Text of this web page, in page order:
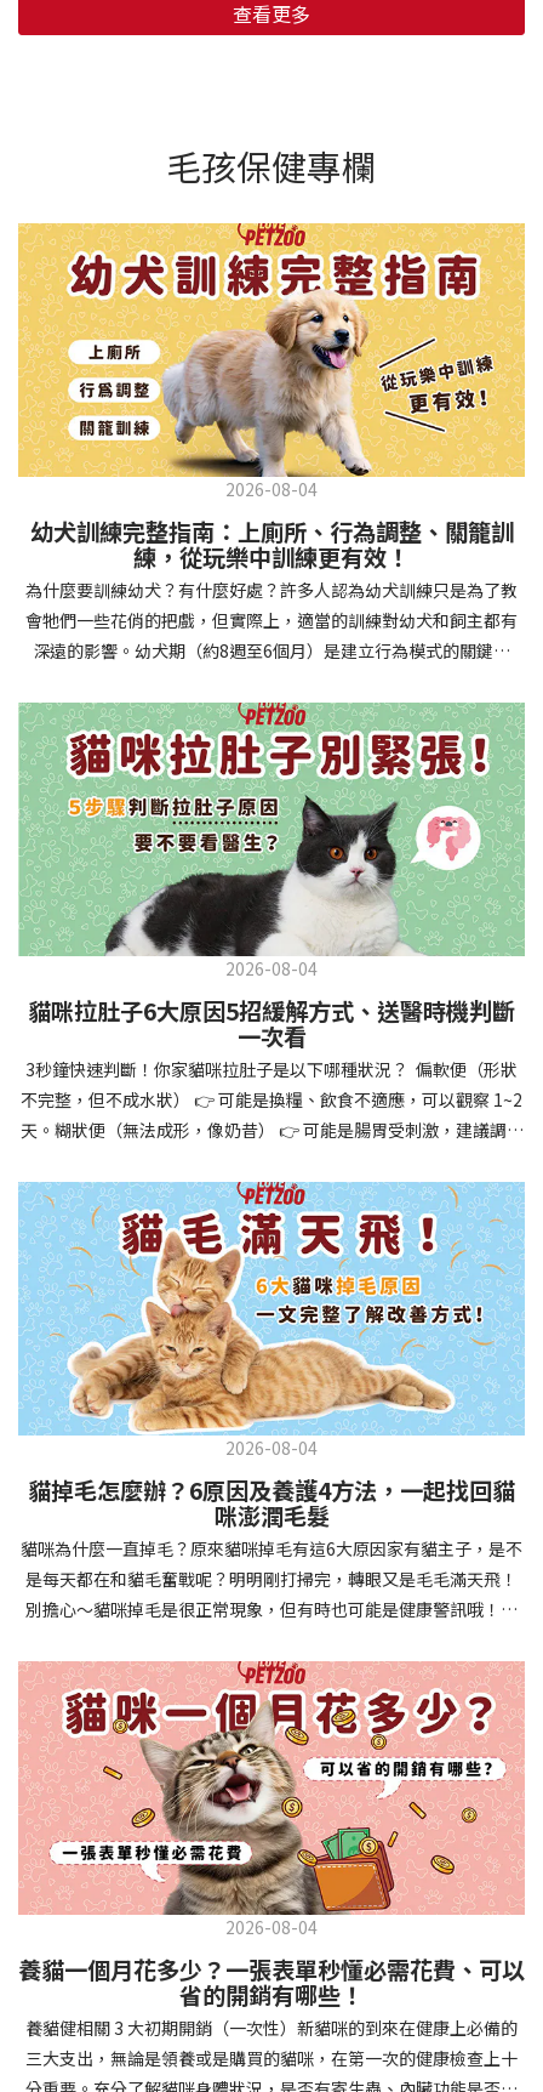
查看更多
毛孩保健專欄
2026-08-04
幼犬訓練完整指南：上廁所、行為調整、關籠訓
練，從玩樂中訓練更有效！
為什麼要訓練幼犬？有什麼好處？許多人認為幼犬訓練只是為了教
會牠們一些花俏的把戲，但實際上，適當的訓練對幼犬和飼主都有
深遠的影響。幼犬期（約8週至6個月）是建立行為模式的關鍵時
的行為問題，並建立人犬間的健康關係。 建立安全健康的生活環境
透過基礎訓練，幼犬能學會家居規則，避免危險行為和破壞家具。
像是「不」和「放下」等指令可以阻止幼犬咬電線或誤食有害物
質，有效降低居家意外風險。規律的如廁訓練則能養成良好衛生習
慣，讓家中環境保持乾淨舒適。增強溝通與信任關係訓練過程就像
建立一種共同語言，幫助你和幼犬更好地理解彼此。當幼犬學會回
應你的指令，不只增加了互動機會，也建立了主人作為領導者的地
位。正向獎勵式訓練更能培養幼犬對你的信任感，強化情感連結，
創造更和諧的相處模式。培養社交技能與適應能力及早接觸各種環
境和刺激，能幫助幼犬成長為自信穩定的成犬。適當的社會化訓練
讓牠們學會如何與其他狗狗、動物和人類和平相處，減少恐懼或攻
擊行為。這種適應能力使幼犬未來能從容面對獸醫檢查、美容
salon、寄宿或旅行等各種情境，大大提升生活品質。 訓練幼犬不只
是教會指令，更是塑造性格和習慣的過程！ 透過耐心且一致的訓
練，你不僅能擁有一隻聽話的好狗狗，更能建立起相互尊重的終身
相處中獲得回報狗狗訓練指南，六步驟培養幼犬開始幼犬訓練時，
系統性的方法能帶來最佳效果。從信任建立到習慣養成，每個階段
都至關重要，缺一不可。良好的訓練應循序漸進，把握幼犬成長敏
感期，以積極正向的方式引導。遵循這六個步驟，即使是第一次養
狗的新手，也能輕鬆將調皮的小狗訓練成聽話的好夥伴！建立信任
基礎 幼犬訓練的第一步不是教指令，而是建立信任。剛到新家的幼
犬可能感到緊張不安，給予適當空間適應環境很重要。用溫柔的聲
音交談，提供安全舒適的窩，維持規律的餵食和如廁時間，讓幼犬
感到安心。輕輕撫摸、溫柔擁抱，每天安排固定玩耍時間，這些都
任你後，可開始教導基本指令。從簡單的「坐下」開始，再逐步學
習「趴下」、「等待」和「過來」。每次訓練保持在5-10分鐘內，
避免幼犬注意力分散。使用清晰一致的口令和手勢，成功時立即給
予獎勵和讚美。記住，重複是學習的關鍵，每天多次短時間練習效
果最佳。調整日常行為除了基本指令，幼犬還需學習生活禮儀。如
時立即獎勵。另外要處理的常見問題包括咬人、啃咬家具和亂叫。
每當出現不當行為，給予適當替代品（如咬玩具代替咬手），並在
幼犬選擇正確行為時獎勵，這比責罵更有效。社交化訓練 兩個月大
的幼犬正處於社會化黃金期，這階段的經驗將深刻影響未來性格。
安排幼犬接觸不同人類（包括兒童、戴眼鏡的人、使用拐杖的人
等）、各種動物、交通工具和環境聲音。起初保持在安全、受控的
情境中，逐漸增加複雜度。每次正面社交體驗後給予獎勵，建立幼
犬對新事物的積極態度。進階技巧強化 基礎訓練穩固後，可以進入
更複雜的技巧訓練。這包括遠距離控制、不同干擾下的指令遵從、
多步驟動作等。使用延遲獎勵技巧，讓幼犬學會即使沒有立即獎勵
也能保持良好行為。引入不同環境中的訓練，如公園、寵物店等，
幫助幼犬在各種情境下都能聽從指令。維持良好習慣 成功的訓練不
是一次性的，而是需要持續維護。即使幼犬已經掌握所有技能，也
要定期複習，防止行為退化。將訓練融入日常生活，如出門前的
2026-08-04
貓咪拉肚子6大原因5招緩解方式、送醫時機判斷
一次看
3秒鐘快速判斷！你家貓咪拉肚子是以下哪種狀況？ 偏軟便（形狀
不完整，但不成水狀） 👉 可能是換糧、飲食不適應，可以觀察 1~2
天。糊狀便（無法成形，像奶昔） 👉 可能是腸胃受刺激，建議調整
若超過 24 小時沒改善，建議就醫。血便（帶血絲或黑色糞便） 👉
可能是嚴重腸胃問題，應立即帶去獸醫院！想知道貓咪拉肚子的真
正原因，只要透過 5 個簡單步驟，就能判斷問題嚴重性，決定是否
需要就醫！接下來我們一起來看看該怎麼做吧！🐾 貓咪拉肚子怎麼
辦？5步驟判斷貓咪拉肚子是否需要馬上看醫生貓咪拉肚子的因素與
許多原因有關，更換食物、誤食異物或不乾淨的東西、寄生蟲、其
他疾病。 5 步驟判斷貓咪拉肚子原因，要不要看醫生？當貓咪拉肚
子時，不用慌張！透過以下 5 個步驟，就能快速判斷原因，並決定
是否需要帶去獸醫院。📌 貓咪拉肚子判斷步驟1：觀察糞便的狀態：
糞便質地是關鍵！不同形態代表不同的腸胃狀況📌 貓咪拉肚子判斷
步驟2：回想最近的飲食變化：有沒有突然換飼料或罐頭？ 有沒有吃
到新零食或人類食物？ 是否誤食異物？📌 貓咪拉肚子判斷步驟3：
確認環境與生活作息：最近是否搬家、換貓砂、新成員加入？ 天氣
是否有變化？ 飼主是否長時間外出？📌 貓咪拉肚子判斷步驟4：觀
察貓咪的精神與食慾：貓咪精神好嗎？、食慾是否正常？，可先觀
下降，表示身體狀況不佳，應儘快就醫！📌 貓咪拉肚子判斷步驟5：
檢查是否需要帶去看獸醫 如果拉肚子 1~2 次但精神好、食慾正常，
可以先觀察，如果腹瀉超過 48 小時或水狀腹瀉 + 嗜睡、食慾下降、
嘔吐 應立即就醫。 透過這 5 個步驟，你可以快速判斷貓咪拉肚子的
原因與嚴重程度，確保毛孩的腸胃健康！如果不確定情況，還是建
議讓獸醫檢查，才能安心哦！🐾💖4種高風險群貓咪拉肚子要小心高
風險貓咪包含：幼貓、老貓、懷孕貓、有慢性疾病貓，這些貓咪在
身體狀況出現警訊時要特別注意，如拉肚子次數超過2次以上，就建
議直接尋求獸醫協助。2要訣判斷貓咪拉肚子要不要看醫生 高風險貓
的貓咪，如拉肚子超過2-3天，建議直接尋求獸醫師協助。並記得提
供觀察紀錄給予獸醫師進行專業判斷。貓咪拉肚子但精神很好？如
果飼主有發現貓咪拉肚子的情形，但貓咪的精神很好。有可能與飲
食方便相關，回想是否進食新的食物，或是正進行飼料更換的過
2026-08-04
貓掉毛怎麼辦？6原因及養護4方法，一起找回貓
咪澎潤毛髮
貓咪為什麼一直掉毛？原來貓咪掉毛有這6大原因家有貓主子，是不
是每天都在和貓毛奮戰呢？明明剛打掃完，轉眼又是毛毛滿天飛！
別擔心～貓咪掉毛是很正常現象，但有時也可能是健康警訊哦！以
兩全其美！貓咪掉毛原因1. 皮膚問題貓咪皮膚問題是造成掉毛的常
見兇手！皮膚發炎、感染或是長期搔癢，都會讓貓咪的毛髮失去健
康光澤並大量脫落。常見的皮膚問題包括皮膚黴菌、細菌感染、疥
癬蟲等寄生蟲，甚至是皮膚過度乾燥。如果發現貓咪皮膚有紅腫、
結痂、脫屑或異常氣味，同時伴隨掉毛，建議盡快帶牠看獸醫哦！
貓咪掉毛原因2. 過敏誰說只有人類會過敏？貓咪也會！貓咪可能對
環境中的塵蟎、花粉、清潔劑，甚至是食物中的某些成分產生過敏
反應。過敏症狀不只是打噴嚏、流眼淚，還會引起皮膚搔癢和掉毛
問題。特別是食物過敏，更是常被忽略的掉毛元兇！如果貓咪經常
抓癢或舔舐特定部位，同時伴隨掉毛，很可能是過敏在作怪呢！貓
咪掉毛原因3. 營養不足貓咪的毛髮健康與營養息息相關！當貓咪飲
食中缺乏必要的蛋白質、脂肪酸（尤其是Omega-3和Omega-
6）、維生素或礦物質時，毛髮就會變得乾燥、脆弱，容易斷裂脫
落。長期餵食低品質或不均衡的貓糧，可能使貓咪營養不良，進而
2026-08-04
養貓一個月花多少？一張表單秒懂必需花費、可以
省的開銷有哪些！
養貓健相關 3 大初期開銷（一次性）新貓咪的到來在健康上必備的
三大支出，無論是領養或是購買的貓咪，在第一次的健康檢查上十